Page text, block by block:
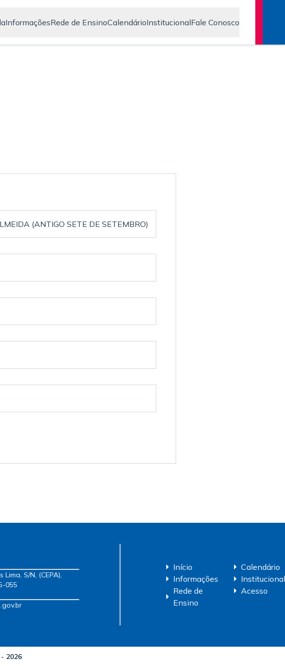
InformaçõesRede de EnsinoCalendárioInstitucionalFale Conosco
(ANTIGO SETE DE SETEMBRO)
S/N, (CEPA),
055
Início
Informações
Rede de
Ensino
Calendário
Acesso
2026